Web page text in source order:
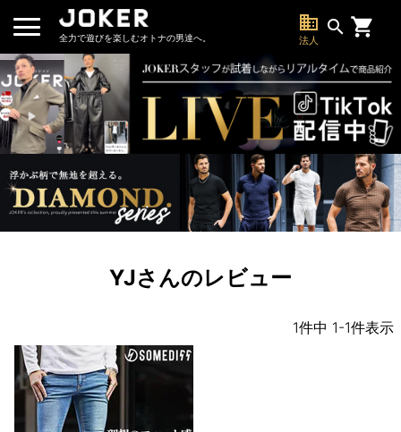
全力で遊びを楽しむオトナの男達へ。
business
法人
search
YJさんのレビュー
1件中 1-1件表示